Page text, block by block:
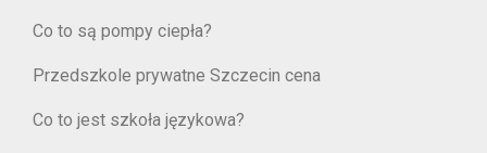
Co to są pompy ciepła?
Przedszkole prywatne Szczecin cena
Co to jest szkoła językowa?